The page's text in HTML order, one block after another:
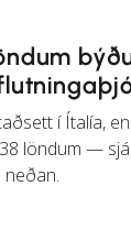
í Ítalía,
löndum —